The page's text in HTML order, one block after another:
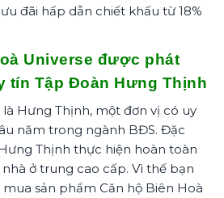
đãi hấp dẫn chiết khấu từ 18%
Universe được phát
tín Tập Đoàn Hưng Thịnh
Hưng Thịnh, một đơn vị có uy
năm trong ngành BĐS. Đặc
Thịnh thực hiện hoàn toàn
ở trung cao cấp. Vì thế bạn
sản phẩm Căn hộ Biên Hoà